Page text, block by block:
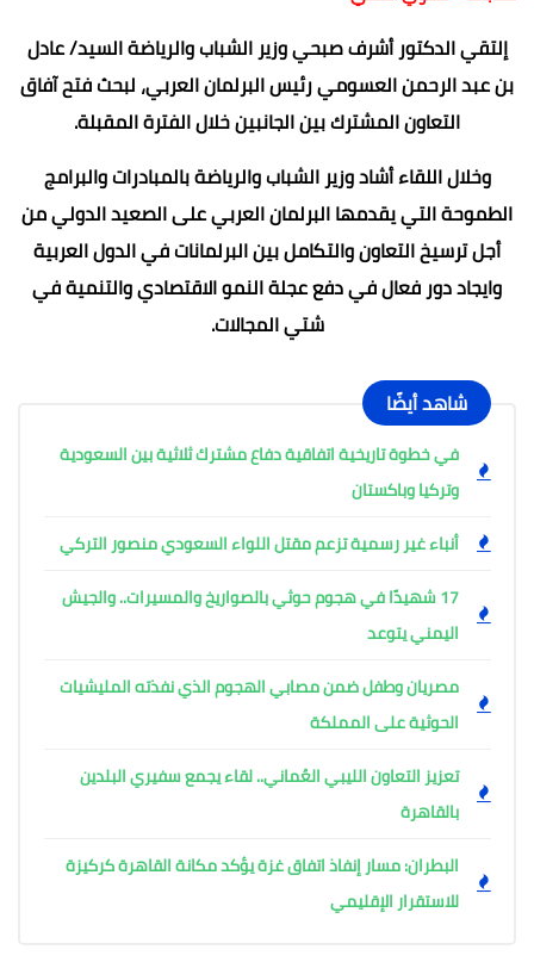
إلتقي الدكتور أشرف صبحي وزير الشباب والرياضة السيد/ عادل
بن عبد الرحمن العسومي رئيس البرلمان العربي، لبحث فتح آفاق
التعاون المشترك بين الجانبين خلال الفترة المقبلة.
وخلال اللقاء أشاد وزير الشباب والرياضة بالمبادرات والبرامج
الطموحة التي يقدمها البرلمان العربي على الصعيد الدولي من
أجل ترسيخ التعاون والتكامل بين البرلمانات في الدول العربية
وايجاد دور فعال في دفع عجلة النمو الاقتصادي والتنمية في
شتي المجالات.
شاهد أيضًا
في خطوة تاريخية اتفاقية دفاع مشترك ثلاثية بين السعودية
وتركيا وباكستان
أنباء غير رسمية تزعم مقتل اللواء السعودي منصور التركي
17 شهيدًا في هجوم حوثي بالصواريخ والمسيرات.. والجيش
اليمني يتوعد
مصريان وطفل ضمن مصابي الهجوم الذي نفذته المليشيات
الحوثية على المملكة
تعزيز التعاون الليبي العُماني.. لقاء يجمع سفيري البلدين
بالقاهرة
البطران: مسار إنفاذ اتفاق غزة يؤكد مكانة القاهرة كركيزة
للاستقرار الإقليمي